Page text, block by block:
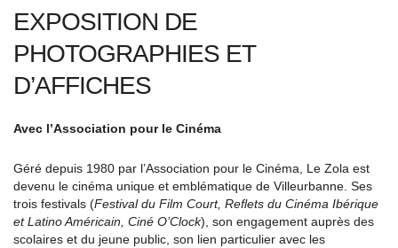
EXPOSITION DE
PHOTOGRAPHIES ET
D’AFFICHES
Avec l’Association pour le Cinéma
Géré depuis 1980 par l’Association pour le Cinéma, Le Zola est
devenu le cinéma unique et emblématique de Villeurbanne. Ses
trois festivals (Festival du Film Court, Reflets du Cinéma Ibérique
et Latino Américain, Ciné O’Clock), son engagement auprès des
scolaires et du jeune public, son lien particulier avec les